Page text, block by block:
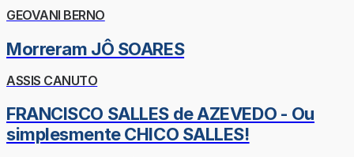
GEOVANI BERNO
Morreram JÔ SOARES
ASSIS CANUTO
FRANCISCO SALLES de AZEVEDO - Ou
simplesmente CHICO SALLES!